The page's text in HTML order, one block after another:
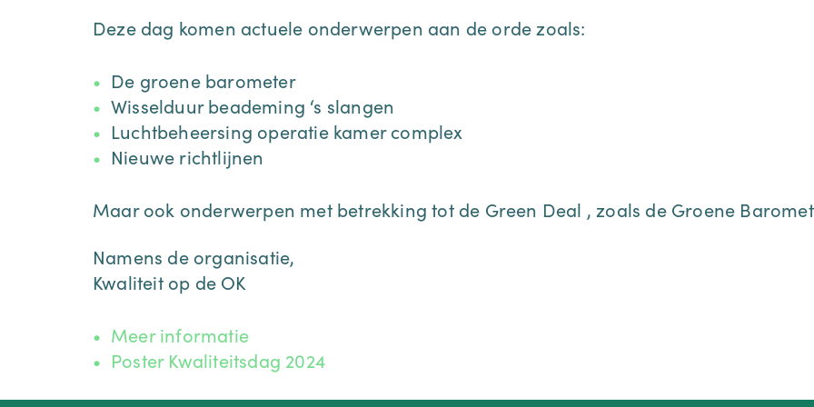
Deze dag komen actuele onderwerpen aan de orde zoals:
De groene barometer
Wisselduur beademing ‘s slangen
Luchtbeheersing operatie kamer complex
Nieuwe richtlijnen
Maar ook onderwerpen met betrekking tot de Green Deal , zoals de Groene
Namens de organisatie,
Kwaliteit op de OK
Meer informatie
Poster Kwaliteitsdag 2024